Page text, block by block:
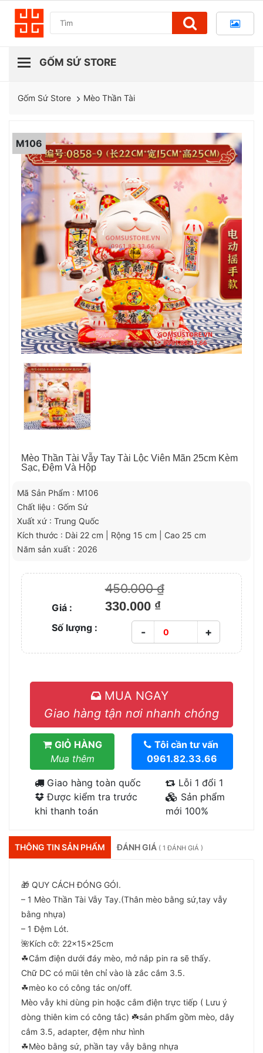
Gốm Sứ Store Mèo Thần Tài
M106
Mèo Thần Tài Vẫy Tay Tài Lộc Viên Mãn 25cm Kèm
Sạc, Đệm Và Hộp
Mã Sản Phẩm : M106
Chất liệu : Gốm Sứ
Xuất xứ : Trung Quốc
Kích thước : Dài 22 cm | Rộng 15 cm | Cao 25 cm
Năm sản xuất : 2026
450.000 ₫
Giá : 330.000 ₫
Số lượng : - +
MUA NGAY
Giao hàng tận nơi nhanh chóng
GIỎ HÀNG
Mua thêm
Tôi cần tư vấn
0961.82.33.66
Giao hàng toàn quốc
Được kiểm tra trước
khi thanh toán
Lỗi 1 đổi 1
Sản phẩm
mới 100%
THÔNG TIN SẢN PHẨM ĐÁNH GIÁ ( 1 ĐÁNH GIÁ )
🎁 QUY CÁCH ĐÓNG GÓI.
– 1 Mèo Thần Tài Vẫy Tay.(Thân mèo bằng sứ,tay vẫy
bằng nhựa)
– 1 Đệm Lót.
🌺Kích cỡ: 22x15x25cm
☘Cắm điện dưới đáy mèo, mở nắp pin ra sẽ thấy.
Chữ DC có mũi tên chỉ vào là zắc cắm 3.5.
☘mèo ko có công tác on/off.
Mèo vẫy khi dùng pin hoặc cắm điện trực tiếp ( Lưu ý
dòng thiên kim có công tắc) ☘️sản phẩm gồm mèo, dây
cắm 3.5, adapter, đệm như hình
☘Mèo bằng sứ, phần tay vẫy bằng nhựa